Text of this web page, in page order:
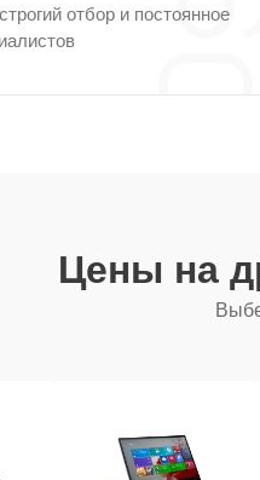
отбор и постоянное
Цены на